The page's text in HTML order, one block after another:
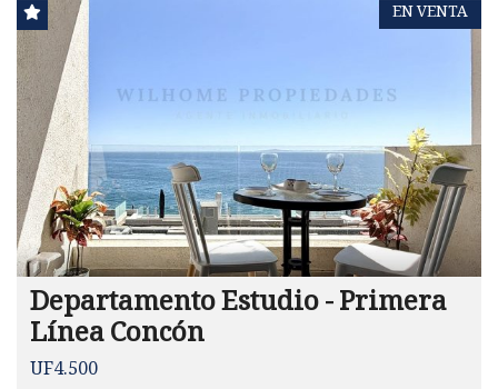
EN VENTA
Departamento Estudio - Primera
Línea Concón
UF4.500